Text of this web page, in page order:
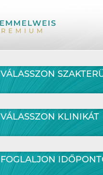
VÁLASSZON
VÁLASSZON KLINIKÁT
FOGLALJON